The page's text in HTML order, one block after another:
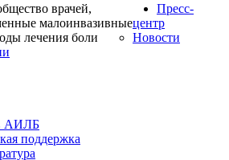
врачей,
малоинвазивные
лечения боли
Пресс-
центр
Новости
АИЛБ
поддержка